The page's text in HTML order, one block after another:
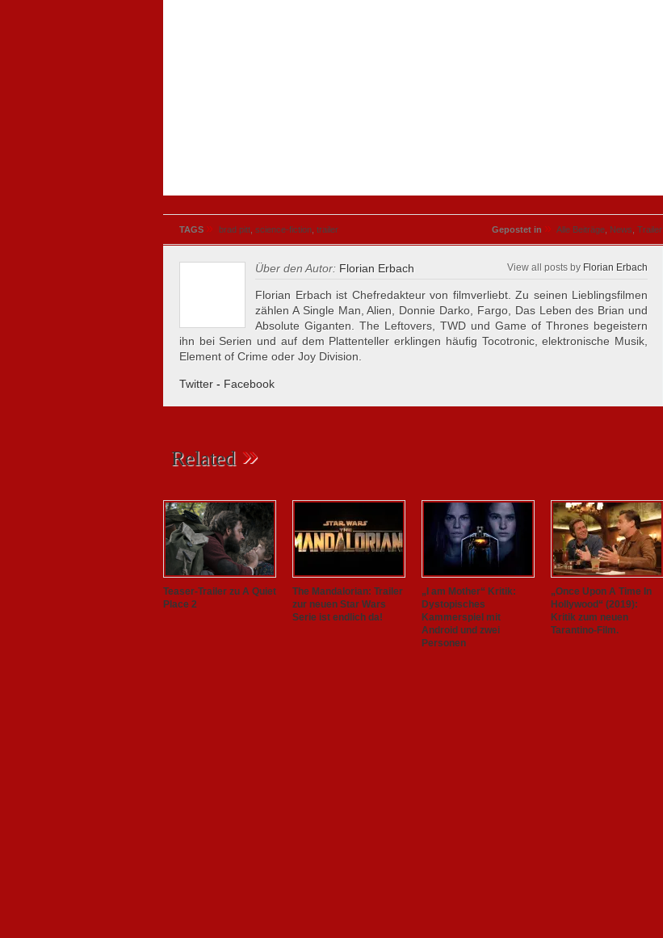
TAGS » brad pitt science-fiction trailer Gepostet in » Alle Beiträge News Trailer
Über den Autor: Florian Erbach View all posts by Florian Erbach
Florian Erbach ist Chefredakteur von filmverliebt. Zu seinen Lieblingsfilmen
zählen A Single Man, Alien, Donnie Darko, Fargo, Das Leben des Brian und
Absolute Giganten. The Leftovers, TWD und Game of Thrones begeistern
ihn bei Serien und auf dem Plattenteller erklingen häufig Tocotronic, elektronische Musik,
Element of Crime oder Joy Division.
Twitter - Facebook
Related »
Teaser-Trailer zu A Quiet
Place 2
The Mandalorian: Trailer
zur neuen Star Wars
Serie ist endlich da!
„I am Mother“ Kritik:
Dystopisches
Kammerspiel mit
Android und zwei
Personen
„Once Upon A Time In
Hollywood“ (2019):
Kritik zum neuen
Tarantino-Film.